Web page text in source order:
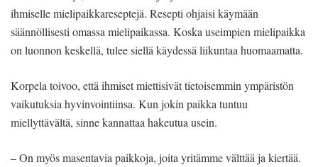
ihmiselle mielipaikkareseptejä. Resepti ohjaisi käymään
säännöllisesti omassa mielipaikassa. Koska useimpien mielipaikka
on luonnon keskellä, tulee siellä käydessä liikuntaa huomaamatta.
Korpela toivoo, että ihmiset miettisivät tietoisemmin ympäristön
vaikutuksia hyvinvointiinsa. Kun jokin paikka tuntuu
miellyttävältä, sinne kannattaa hakeutua usein.
– On myös masentavia paikkoja, joita yritämme välttää ja kiertää.